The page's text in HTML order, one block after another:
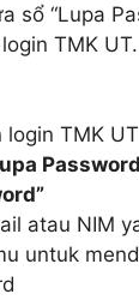
sổ “Lupa
TMK
login TMK UT
atau NIM
untuk